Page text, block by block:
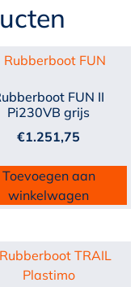
FUN II
Pi230VB grijs
€1.251,75
Toevoegen aan
winkelwagen